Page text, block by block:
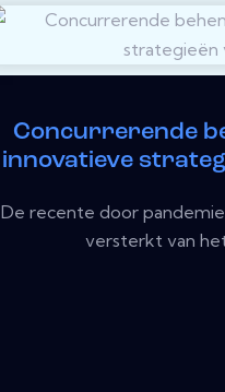
Concurrerende
innovatieve
De recente door
versterkt van